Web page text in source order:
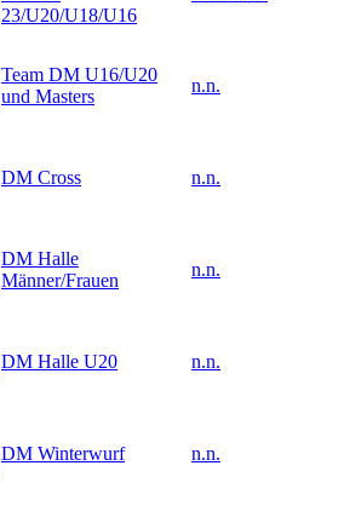
23/U20/U18/U16
Team DM U16/U20
und Masters
n.n.
DM Cross n.n.
DM Halle
Männer/Frauen
n.n.
DM Halle U20 n.n.
DM Winterwurf n.n.